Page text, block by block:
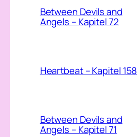
Between Devils and
Angels – Kapitel 72
Heartbeat – Kapitel 158
Between Devils and
Angels – Kapitel 71